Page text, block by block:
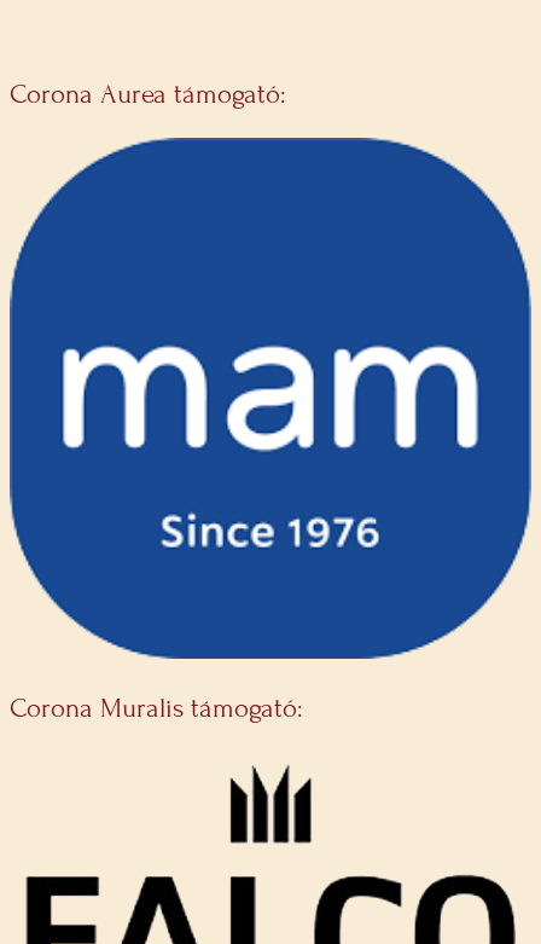
Corona Aurea támogató:
Corona Muralis támogató: